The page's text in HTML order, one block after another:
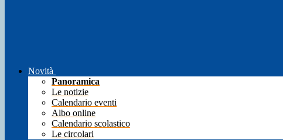
Novità
Panoramica
Le notizie
Calendario eventi
Albo online
Calendario scolastico
Le circolari